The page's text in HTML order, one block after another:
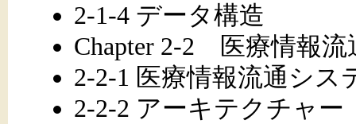
2-1-4 データ構造
Chapter 2-2 医療情報
2-2-1 医療情報流通シス
2-2-2 アーキテクチャー